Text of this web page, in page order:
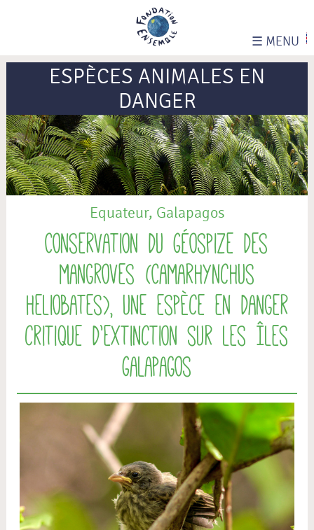
☰ MENU
ESPÈCES ANIMALES EN
DANGER
Equateur, Galapagos
Conservation du Géospize des
mangroves (Camarhynchus
heliobates), une espèce en danger
critique d’extinction sur les îles
Galapagos